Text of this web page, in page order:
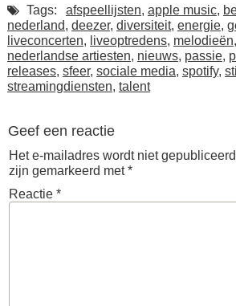
Tags:
afspeellijsten, apple music,
nederland, deezer, diversiteit, energie,
liveconcerten, liveoptredens, melodieën,
nederlandse artiesten, nieuws, passie,
releases, sfeer, sociale media, spotify,
streamingdiensten, talent
Geef een reactie
Het e-mailadres wordt niet
zijn gemarkeerd met*
Reactie *